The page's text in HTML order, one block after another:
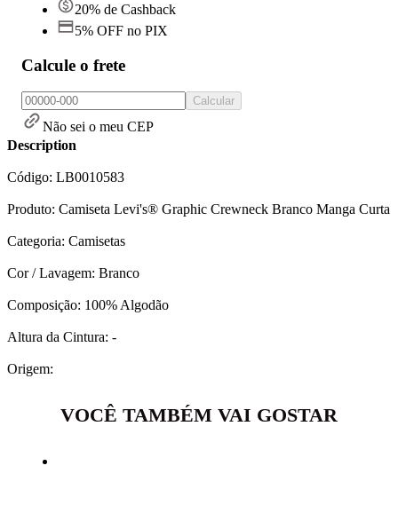
20% de Cashback
5% OFF no PIX
Calcule o frete
Calcular
Não sei o meu CEP
Description
Código: LB0010583
Produto: Camiseta Levi's® Graphic Crewneck Branco Manga Curta
Categoria: Camisetas
Cor / Lavagem: Branco
Composição: 100% Algodão
Altura da Cintura: -
Origem:
VOCÊ TAMBÉM VAI GOSTAR